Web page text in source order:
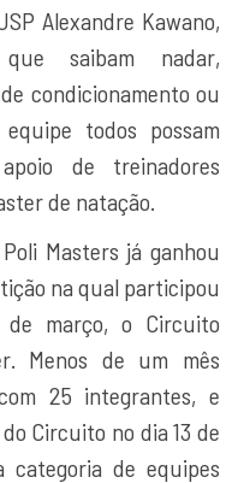
Alexandre Kawano,
saibam nadar,
condicionamento ou
todos possam
de treinadores
de natação.
Masters já ganhou
na qual participou
de março, o Circuito
Menos de um mês
25 integrantes, e
Circuito no dia 13 de
de equipes